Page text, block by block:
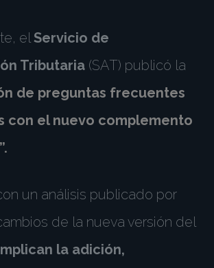
el Servicio de
Tributaria (SAT) publicó la
de preguntas frecuentes
con el nuevo complemento
un análisis publicado por
de la nueva versión del
la adición,